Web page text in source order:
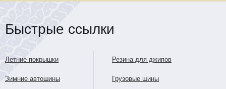
Быстрые ссылки
Летние покрышки
Зимние автошины
Резина для джипов
Грузовые шины